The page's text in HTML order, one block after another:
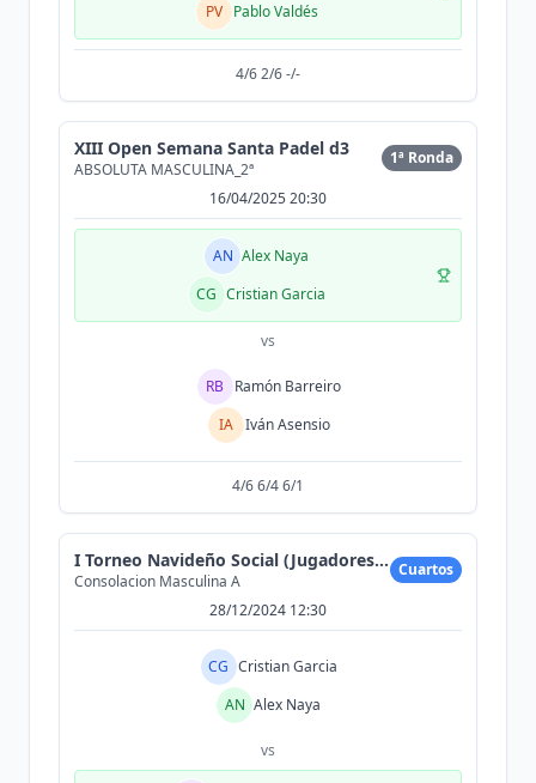
PV
Pablo Valdés
4/6 2/6 -/-
XIII Open Semana Santa Padel d3
ABSOLUTA MASCULINA_2ª
1ª Ronda
16/04/2025 20:30
AN Alex Naya
CG Cristian Garcia
vs
RB Ramón Barreiro
IA
Iván Asensio
4/6 6/4 6/1
I Torneo Navideño Social (Jugadores equipos Arena)
Consolacion Masculina A
Cuartos
28/12/2024 12:30
CG Cristian Garcia
AN Alex Naya
vs